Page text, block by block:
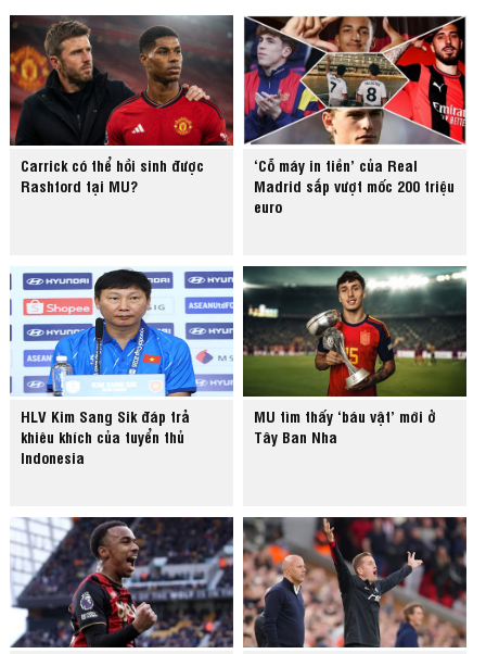
Carrick có thể hồi sinh được
Rashford tại MU?
‘Cỗ máy in tiền’ của Real
Madrid sắp vượt mốc 200 triệu
euro
HLV Kim Sang Sik đáp trả
khiêu khích của tuyển thủ
Indonesia
MU tìm thấy ‘báu vật’ mới ở
Tây Ban Nha